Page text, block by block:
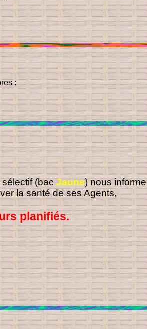
:
sélectif(bacJaune) nous informe
la santé de ses Agents,
planifiés.